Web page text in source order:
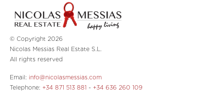
© Copyright 2026
Nicolas Messias Real Estate S.L.
All rights reserved
Email: info@nicolasmessias.com
Telephone: +34 871 513 881 - +34 636 260 109